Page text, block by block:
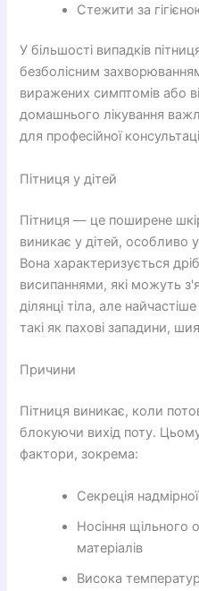
Стежити за
У більшості випадків
безболісним
виражених симптомів або
домашнього лікування
для професійної
Пітниця у дітей
Пітниця — це поширене
виникає у дітей, особливо у
Вона характеризується
висипаннями, які можуть
ділянці тіла, але
такі як пахові западини,
Причини
Пітниця виникає, коли
блокуючи вихід поту.
фактори, зокрема:
Секреція
Носіння щільного
матеріалів
Висока